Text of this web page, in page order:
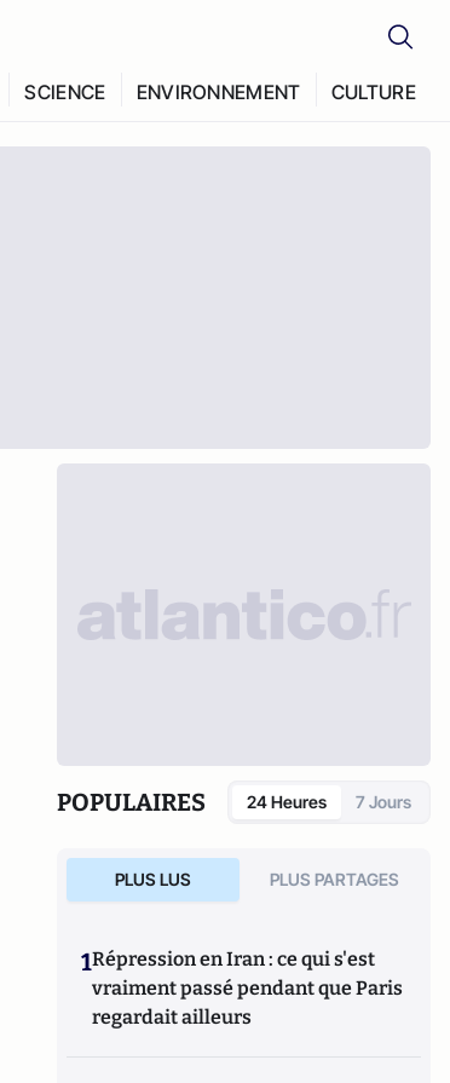
SCIENCE ENVIRONNEMENT CULTURE
POPULAIRES 24 Heures 7 Jours
PLUS LUS PLUS PARTAGES
1Répression en Iran : ce qui s'est
vraiment passé pendant que Paris
regardait ailleurs